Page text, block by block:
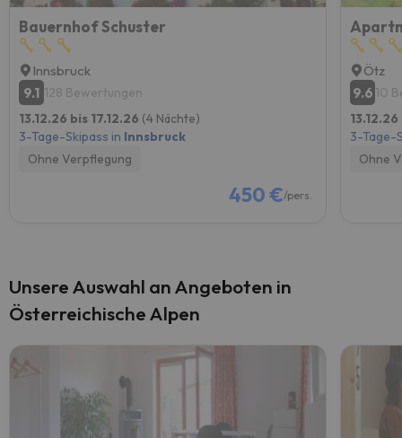
Bauernhof Schuster
Innsbruck
9.1 128 Bewertungen
13.12.26 bis 17.12.26 (4 Nächte)
3-Tage-Skipass in Innsbruck
Ohne Verpflegung
450 €/pers.
Ötz
9.6 10
3-Tage-
Ohne
Unsere Auswahl an Angeboten in
Österreichische Alpen